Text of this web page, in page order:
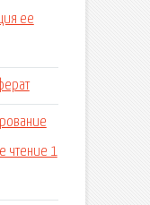
ее
чтение 1